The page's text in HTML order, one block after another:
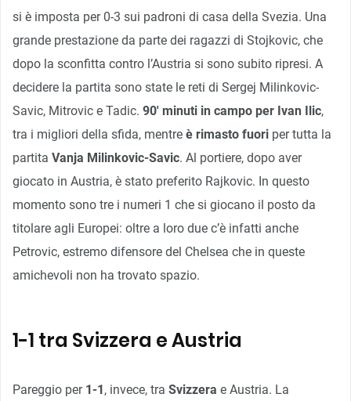
si è imposta per 0-3 sui padroni di casa della Svezia. Una
grande prestazione da parte dei ragazzi di Stojkovic, che
dopo la sconfitta contro l’Austria si sono subito ripresi. A
decidere la partita sono state le reti di Sergej Milinkovic-
Savic, Mitrovic e Tadic. 90′ minuti in campo per Ivan Ilic,
tra i migliori della sfida, mentre è rimasto fuori per tutta la
partita Vanja Milinkovic-Savic. Al portiere, dopo aver
giocato in Austria, è stato preferito Rajkovic. In questo
momento sono tre i numeri 1 che si giocano il posto da
titolare agli Europei: oltre a loro due c’è infatti anche
Petrovic, estremo difensore del Chelsea che in queste
amichevoli non ha trovato spazio.
1-1 tra Svizzera e Austria
Pareggio per 1-1, invece, tra Svizzera e Austria. La